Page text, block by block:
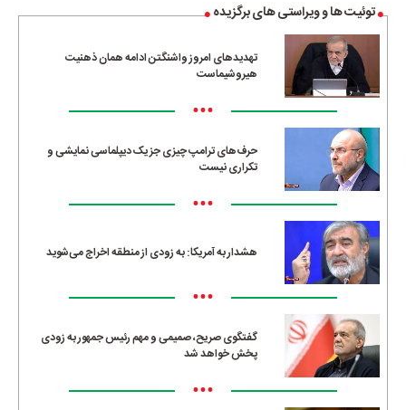
توئیت ها و ویراستی های برگزیده
تهدیدهای امروز واشنگتن ادامه همان ذهنیت
هیروشیماست
•••
حرف‌های ترامپ چیزی جز یک دیپلماسی نمایشی و
تکراری نیست
•••
هشدار به آمریکا: به زودی از منطقه اخراج می‌شوید
•••
گفتگوی صریح، صمیمی و مهم رئیس جمهور به زودی
پخش خواهد شد
•••